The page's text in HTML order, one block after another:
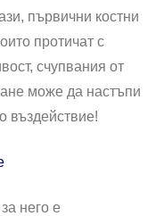
първични костни
протичат с
счупвания от
може да настъпи
въздействие!
него е